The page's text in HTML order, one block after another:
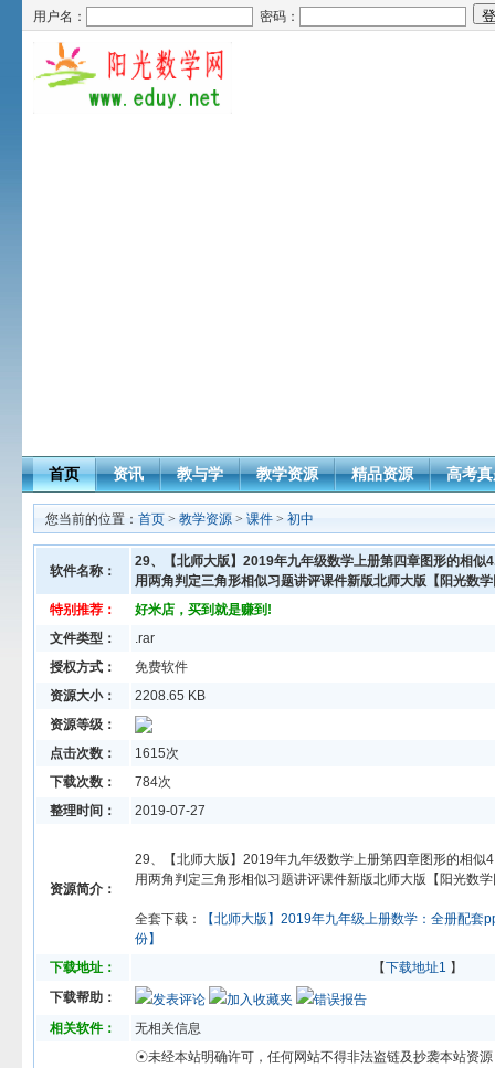
用户名： 密码：
首页 资讯 教与学 教学资源 精品资源 高考
您当前的位置： 首页 > 教学资源 > 课件 > 初中
软件名称：
29、【北师大版】2019年九年级数学上册第四章图形的相似
用两角判定三角形相似习题讲评课件新版北师大版【阳光数
特别推荐：
好米店，买到就是赚到!
文件类型：
.rar
授权方式：
免费软件
资源大小：
2208.65 KB
资源等级：
点击次数：
1615次
下载次数：
784次
整理时间：
2019-07-27
资源简介：
29、【北师大版】2019年九年级数学上册第四章图形的相似
用两角判定三角形相似习题讲评课件新版北师大版【阳光数
全套下载：
【北师大版】2019年九年级上册数学：全册配套
份】
下载地址：
【下载地址1 】
下载帮助：
发表评论 加入收藏夹
错误报告
相关软件：
无相关信息
☉未经本站明确许可，任何网站不得非法盗链及抄袭本站资源